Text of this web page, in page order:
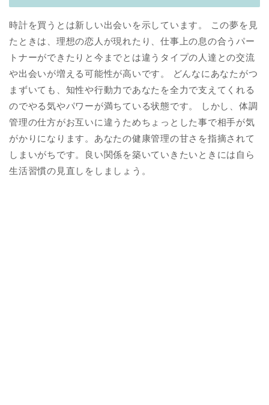
時計を買うとは新しい出会いを示しています。 この夢を見
たときは、理想の恋人が現れたり、仕事上の息の合うパー
トナーができたりと今までとは違うタイプの人達との交流
や出会いが増える可能性が高いです。 どんなにあなたがつ
まずいても、知性や行動力であなたを全力で支えてくれる
のでやる気やパワーが満ちている状態です。 しかし、体調
管理の仕方がお互いに違うためちょっとした事で相手が気
がかりになります。あなたの健康管理の甘さを指摘されて
しまいがちです。良い関係を築いていきたいときには自ら
生活習慣の見直しをしましょう。